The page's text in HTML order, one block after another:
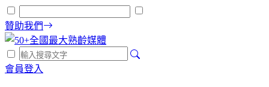
贊助我們
會員登入